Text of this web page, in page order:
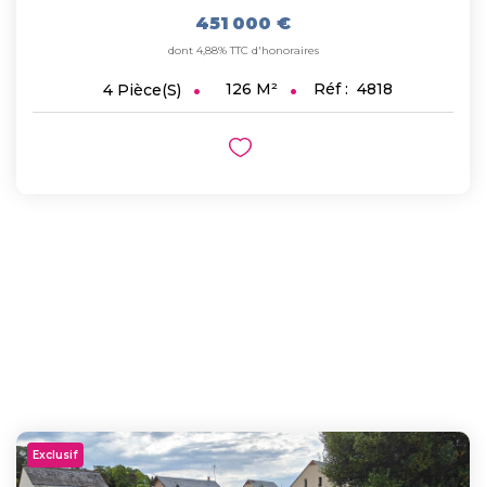
451 000 €
dont 4,88% TTC d'honoraires
4 Pièce(s) 126 M² Réf : 4818
Exclusif